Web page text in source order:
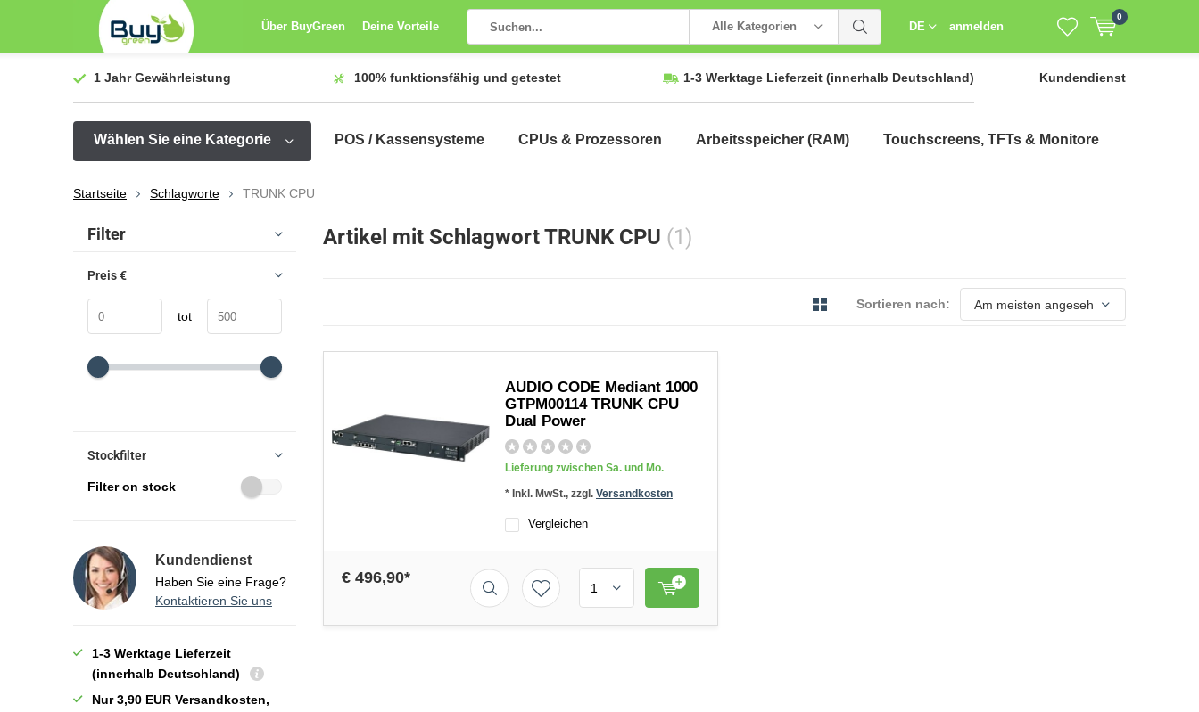
Über BuyGreen Deine Vorteile Alle Kategorien DE anmelden
0
1 JahrGewährleistung 100% funktionsfähig und getestet 1-3 Werktage Lieferzeit (innerhalb Deutschland) Kundendienst
Wählen Sie eine Kategorie POS / Kassensysteme CPUs & Prozessoren Arbeitsspeicher (RAM) Touchscreens, TFTs & Monitore
Startseite Schlagworte TRUNK CPU
Artikel mit Schlagwort TRUNK CPU (1)
Sortieren nach:
AUDIO CODE Mediant 1000
GTPM00114 TRUNK CPU
Dual Power
Lieferung zwischen Sa. und Mo.
* Inkl. MwSt., zzgl. Versandkosten
Vergleichen
€ 496,90*
Sortieren nach:
Filter
Preis€
tot
Stockfilter
Filter on stock
Kundendienst
Haben Sie eine Frage?
Kontaktieren Sie uns
1-3 Werktage Lieferzeit
(innerhalb Deutschland)
Nur 3,90 EUR Versandkosten,